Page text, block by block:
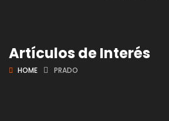
Artículos de Interés
HOME PRADO